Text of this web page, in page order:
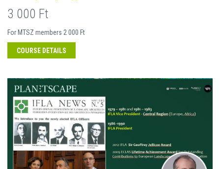
3 000 Ft
For MTSZ members 2 000 Ft
COURSE DETAILS